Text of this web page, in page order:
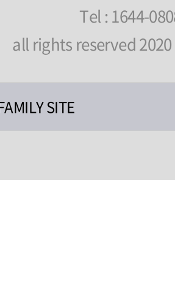
Tel : 1644-
all rights reserved 2020